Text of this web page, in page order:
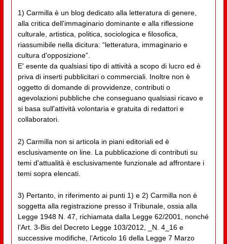
1) Carmilla è un blog dedicato alla letteratura di genere,
alla critica dell'immaginario dominante e alla riflessione
culturale, artistica, politica, sociologica e filosofica,
riassumibile nella dicitura: “letteratura, immaginario e
cultura d'opposizione”.
E' esente da qualsiasi tipo di attività a scopo di lucro ed è
priva di inserti pubblicitari o commerciali. Inoltre non è
oggetto di domande di provvidenze, contributi o
agevolazioni pubbliche che conseguano qualsiasi ricavo e
si basa sull'attività volontaria e gratuita di redattori e
collaboratori.
2) Carmilla non si articola in piani editoriali ed è
esclusivamente on line. La pubblicazione di contributi su
temi d'attualità è esclusivamente funzionale ad affrontare i
temi sopra elencati.
3) Pertanto, in riferimento ai punti 1) e 2) Carmilla non è
soggetta alla registrazione presso il Tribunale, ossia alla
Legge 1948 N. 47, richiamata dalla Legge 62/2001, nonché
l’Art. 3-Bis del Decreto Legge 103/2012, _N. 4_16 e
successive modifiche, l’Articolo 16 della Legge 7 Marzo